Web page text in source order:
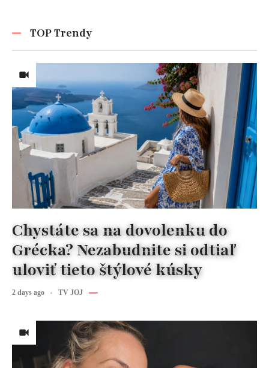
TOP Trendy
Chystáte sa na dovolenku do
Grécka? Nezabudnite si odtiaľ
uloviť tieto štýlové kúsky
2 days ago TV JOJ